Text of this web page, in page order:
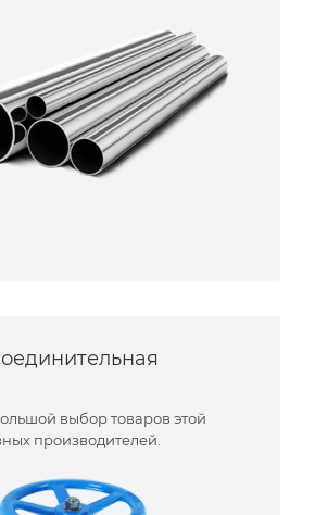
выбор товаров этой
производителей.